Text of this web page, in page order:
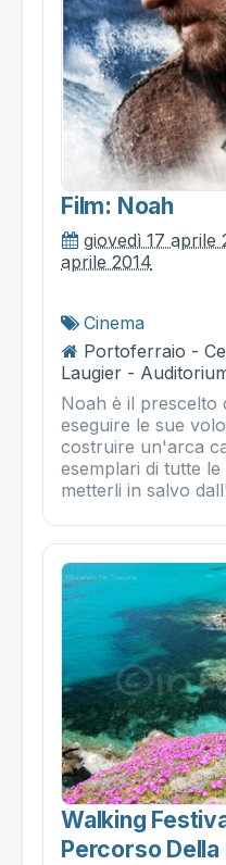
Film: Noah
giovedì 17 aprile
aprile 2014
Cinema
Portoferraio -
Laugier -
Noah è il prescelto
eseguire le sue
costruire un'arca
esemplari di tutte
metterli in salvo
Walking
Percorso Della